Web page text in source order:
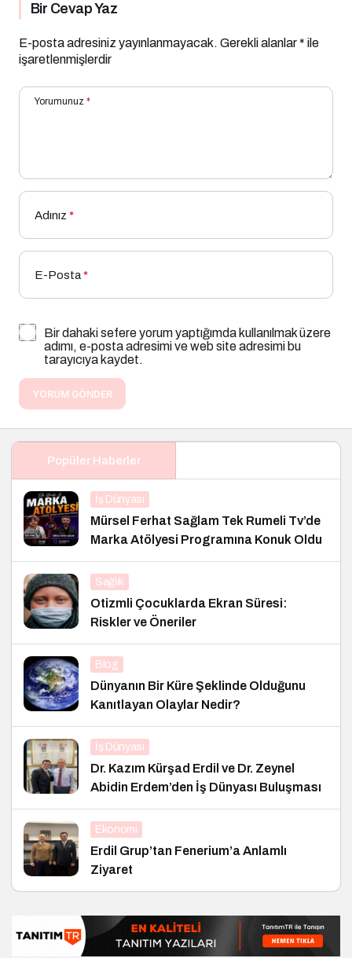
Bir Cevap Yaz
E-posta adresiniz yayınlanmayacak. Gerekli alanlar* ile
işaretlenmişlerdir
Yorumunuz *
Adınız *
E-Posta*
Bir dahaki sefere yorum yaptığımda kullanılmak üzere
adımı, e-posta adresimi ve web site adresimi bu
tarayıcıya kaydet.
YORUM GÖNDER
Popüler Haberler
İş Dünyası
Mürsel Ferhat Sağlam Tek Rumeli Tv’de
Marka Atölyesi Programına Konuk Oldu
Sağlık
Otizmli Çocuklarda Ekran Süresi:
Riskler ve Öneriler
Blog
Dünyanın Bir Küre Şeklinde Olduğunu
Kanıtlayan Olaylar Nedir?
İş Dünyası
Dr. Kazım Kürşad Erdil ve Dr. Zeynel
Abidin Erdem’den İş Dünyası Buluşması
Ekonomi
Erdil Grup’tan Fenerium’a Anlamlı
Ziyaret